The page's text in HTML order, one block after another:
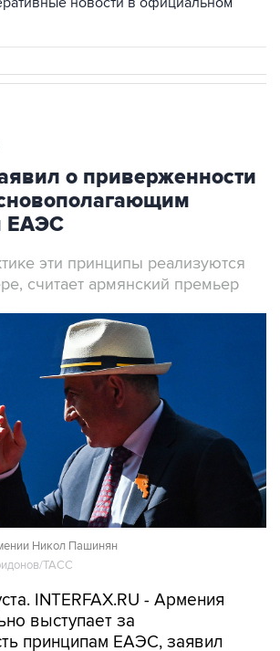
о приверженности
ЕАЭС
эти принципы реализуются
Никол Пашинян
ТАСС
INTERFAX.RU - Армения
принципам ЕАЭС, заявил
республики Никол Пашинян.